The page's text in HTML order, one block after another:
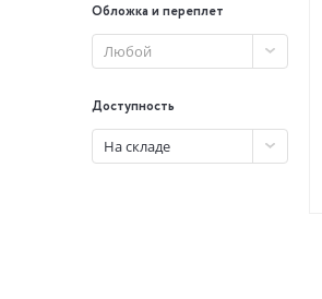
Обложка и переплет
Любой
Доступность
На складе